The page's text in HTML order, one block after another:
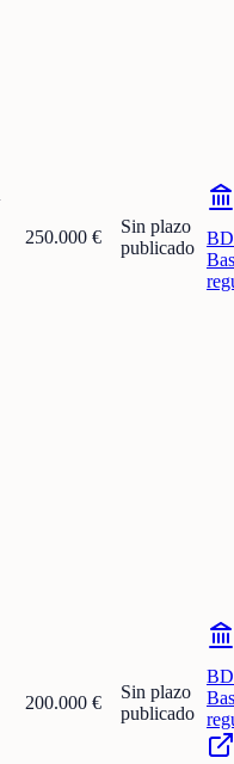
250.000 €
Sin plazo
publicado
200.000 €
Sin plazo
publicado